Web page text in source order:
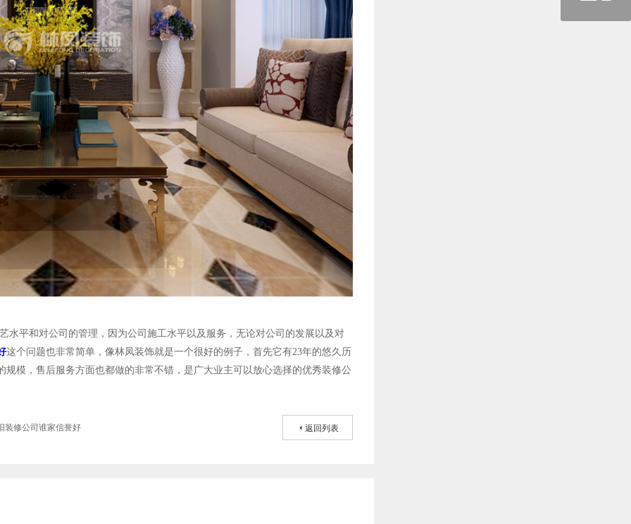
微
水平和对公司的管理，因为公司施工水平以及服务，无论对公司的发展以及对
这个问题也非常简单，像林凤装饰就是一个很好的例子，首先它有23年的悠久历
模，售后服务方面也都做的非常不错，是广大业主可以放心选择的优秀装修公
装修公司谁家信誉好 返回列表